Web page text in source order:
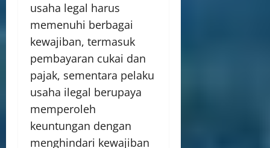
usaha legal harus
memenuhi berbagai
kewajiban, termasuk
pembayaran cukai dan
pajak, sementara pelaku
usaha ilegal berupaya
memperoleh
keuntungan dengan
menghindari kewajiban